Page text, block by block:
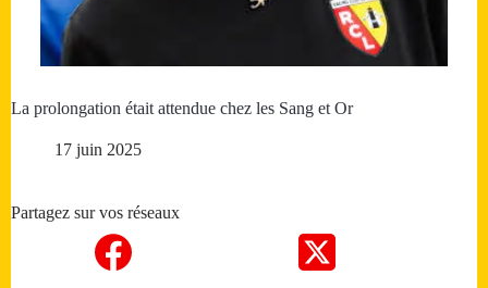
La prolongation était attendue chez les Sang et Or
17 juin 2025
Partagez sur vos réseaux